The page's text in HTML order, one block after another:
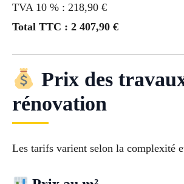
TVA 10 % : 218,90 €
Total TTC : 2 407,90 €
Prix des
rénovation
Les tarifs varient selon la complexité